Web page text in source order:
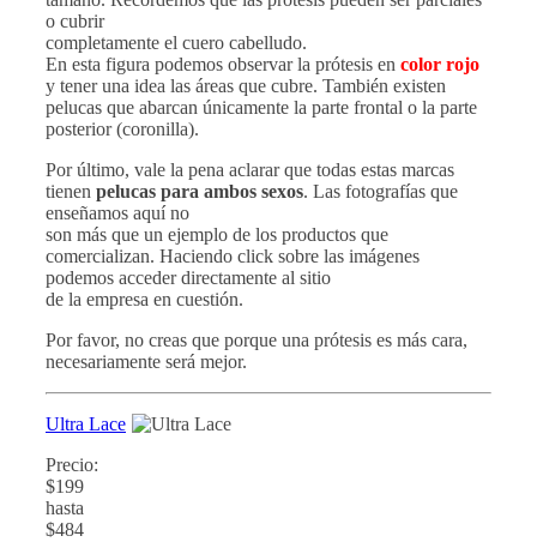
o cubrir
completamente el cuero cabelludo.
En esta figura podemos observar la prótesis en color rojo
y tener una idea las áreas que cubre. También existen
pelucas que abarcan únicamente la parte frontal o la parte
posterior (coronilla).
Por último, vale la pena aclarar que todas estas marcas
tienen pelucas para ambos sexos. Las fotografías que
enseñamos aquí no
son más que un ejemplo de los productos que
comercializan. Haciendo click sobre las imágenes
podemos acceder directamente al sitio
de la empresa en cuestión.
Por favor, no creas que porque una prótesis es más cara,
necesariamente será mejor.
Ultra Lace
Precio:
$199
hasta
$484